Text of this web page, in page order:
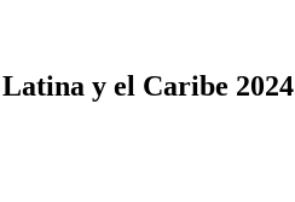
y el Caribe 2024